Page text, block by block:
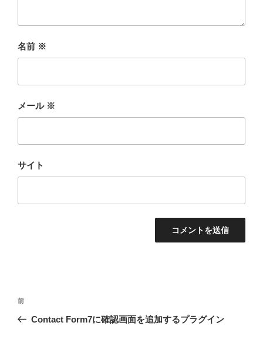
名前 ※
メール ※
サイト
投
前
の
前
Contact Form7に確認画面を追加するプラグイン